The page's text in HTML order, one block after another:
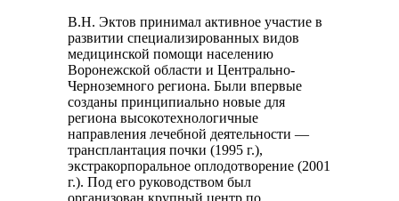
В.Н. Эктов принимал активное участие в
развитии специализированных видов
медицинской помощи населению
Воронежской области и Центрально-
Черноземного региона. Были впервые
созданы принципиально новые для
региона высокотехнологичные
направления лечебной деятельности —
трансплантация почки (1995 г.),
экстракорпоральное оплодотворение (2001
г.). Под его руководством был
организован крупный центр по